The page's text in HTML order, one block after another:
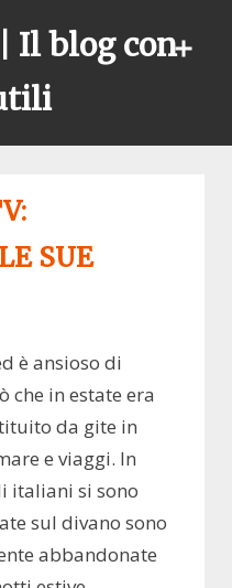
Il blog con
SUE
è ansioso di
che in estate era
da gite in
e viaggi. In
italiani si sono
sul divano sono
abbandonate